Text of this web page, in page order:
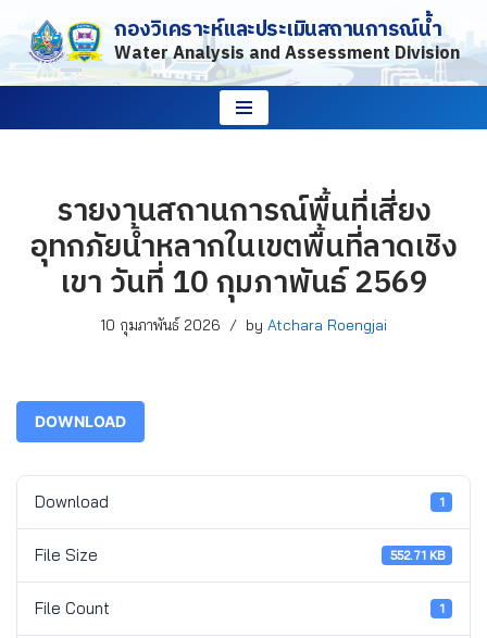
Skip
to
กองวิเคราะห์และประเมินสถานการณ์น้ำ
Water Analysis and Assessment Division
รายงานสถานการณ์พื้นที่เสี่ยง
อุทกภัยน้ำหลากในเขตพื้นที่ลาดเชิง
เขา วันที่ 10 กุมภาพันธ์ 2569
10 กุมภาพันธ์ 2026 by Atchara Roengjai
DOWNLOAD
Download 1
File Size 552.71 KB
File Count 1